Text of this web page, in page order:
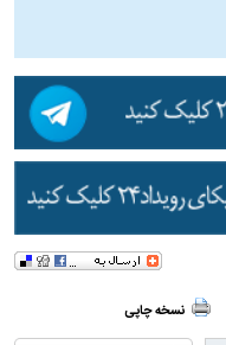
نسخه چاپی